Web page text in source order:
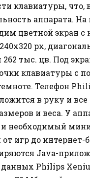
клавиатуры, что,
аппарата. На
цветной экран с
px,
тыс. цв. Под
клавиатуры с
Телефон
в руку и все
и веса. У
и необходимый
игр до интернет-
Java-
Philips